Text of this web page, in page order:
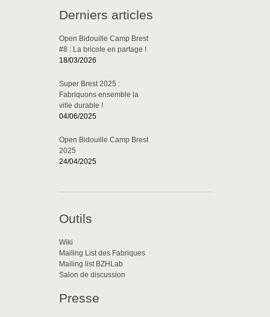
Derniers articles
Open Bidouille Camp Brest
#8 : La bricole en partage !
18/03/2026
Super Brest 2025 :
Fabriquons ensemble la
ville durable !
04/06/2025
Open Bidouille Camp Brest
2025
24/04/2025
Outils
Wiki
Mailing List des Fabriques
Mailing list BZHLab
Salon de discussion
Presse